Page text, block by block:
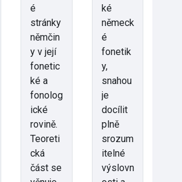
é
stránky
němčin
y v její
fonetic
ké a
fonolog
ické
rovině.
Teoreti
cká
část se
ké
německ
é
fonetik
y,
snahou
je
docílit
plně
srozum
itelné
výslovn